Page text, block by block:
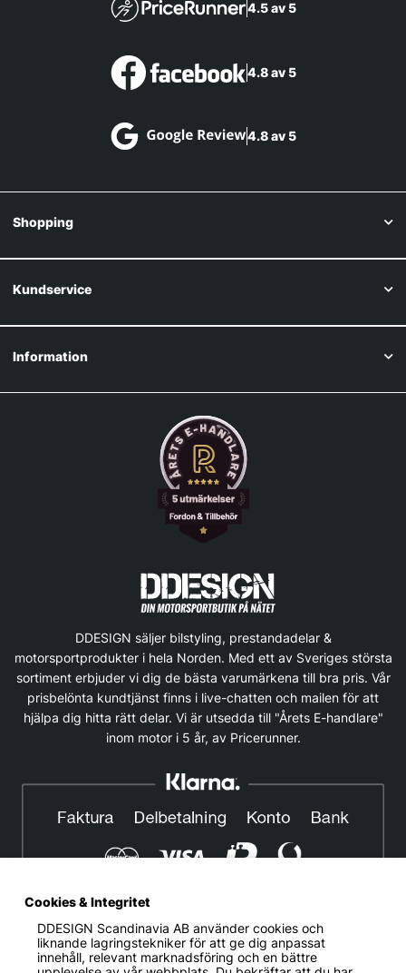
4.5 av 5
4.8 av 5
4.8 av 5
Shopping
Kundservice
Information
DDESIGN säljer bilstyling, prestandadelar &
motorsportprodukter i hela Norden. Med ett av Sveriges största
sortiment erbjuder vi dig de bästa varumärkena till bra pris. Vår
prisbelönta kundtjänst finns i live-chatten och mailen för att
hjälpa dig hitta rätt delar. Vi är utsedda till "Årets E-handlare"
inom motor i 5 år, av Pricerunner.
© DDESIGN. Alla rättigheter reserverade.
Om oss|Privacy policy|Cookiepolicy|Köp- och
Cookies & Integritet
DDESIGN Scandinavia ABanvänder cookies och
liknande lagringstekniker för att ge dig anpassat
innehåll, relevant marknadsföring och en bättre